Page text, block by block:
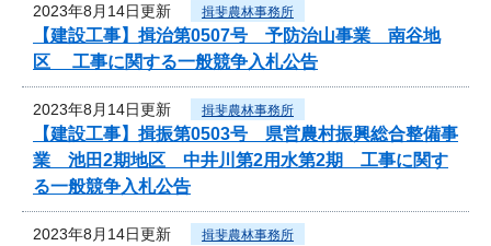
2023年8月14日更新 揖斐農林事務所
【建設工事】揖治第0507号 予防治山事業 南谷地
区 工事に関する一般競争入札公告
2023年8月14日更新 揖斐農林事務所
【建設工事】揖振第0503号 県営農村振興総合整備事
業 池田2期地区 中井川第2用水第2期 工事に関す
る一般競争入札公告
2023年8月14日更新 揖斐農林事務所